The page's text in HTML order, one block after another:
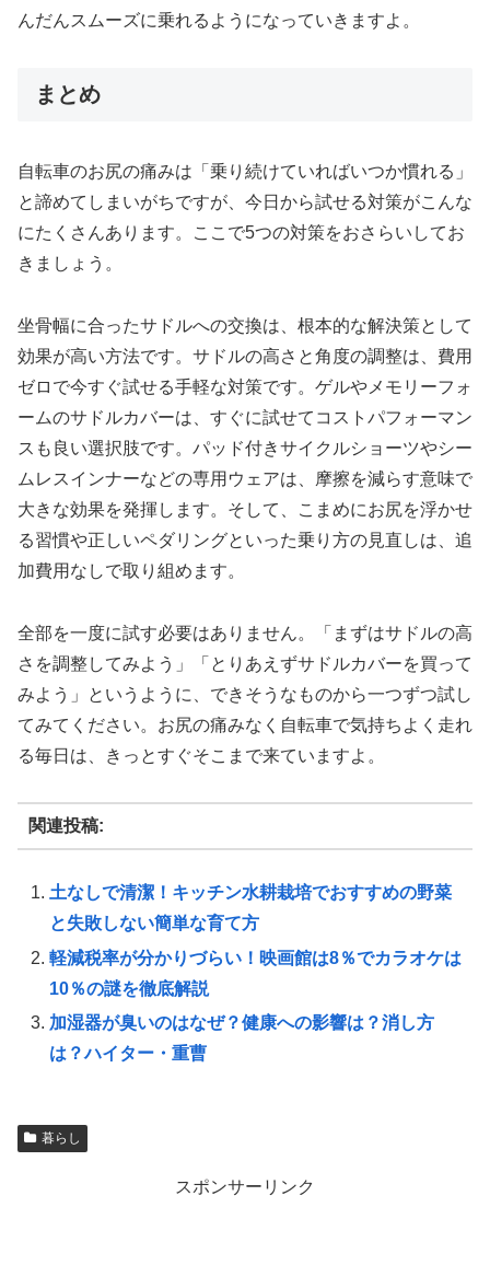
んだんスムーズに乗れるようになっていきますよ。
まとめ
自転車のお尻の痛みは「乗り続けていればいつか慣れる」
と諦めてしまいがちですが、今日から試せる対策がこんな
にたくさんあります。ここで5つの対策をおさらいしてお
きましょう。
坐骨幅に合ったサドルへの交換は、根本的な解決策として
効果が高い方法です。サドルの高さと角度の調整は、費用
ゼロで今すぐ試せる手軽な対策です。ゲルやメモリーフォ
ームのサドルカバーは、すぐに試せてコストパフォーマン
スも良い選択肢です。パッド付きサイクルショーツやシー
ムレスインナーなどの専用ウェアは、摩擦を減らす意味で
大きな効果を発揮します。そして、こまめにお尻を浮かせ
る習慣や正しいペダリングといった乗り方の見直しは、追
加費用なしで取り組めます。
全部を一度に試す必要はありません。「まずはサドルの高
さを調整してみよう」「とりあえずサドルカバーを買って
みよう」というように、できそうなものから一つずつ試し
てみてください。お尻の痛みなく自転車で気持ちよく走れ
る毎日は、きっとすぐそこまで来ていますよ。
関連投稿:
土なしで清潔！キッチン水耕栽培でおすすめの野菜
と失敗しない簡単な育て方
軽減税率が分かりづらい！映画館は8％でカラオケは
10％の謎を徹底解説
加湿器が臭いのはなぜ？健康への影響は？消し方
は？ハイター・重曹
暮らし
スポンサーリンク